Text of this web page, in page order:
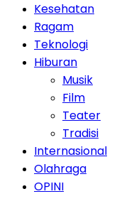
Kesehatan
Ragam
Teknologi
Hiburan
Musik
Film
Teater
Tradisi
Internasional
Olahraga
OPINI